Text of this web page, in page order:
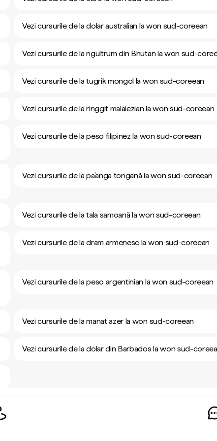
Vezi cursurile de la dolar australian la won sud-coreean
Vezi cursurile de la ngultrum din Bhutan la won sud-
Vezi cursurile de la tugrik mongol la won sud-coreean
Vezi cursurile de la ringgit malaiezian la won sud-coreean
Vezi cursurile de la peso filipinez la won sud-coreean
Vezi cursurile de la pa’anga tongană la won sud-coreean
Vezi cursurile de la tala samoană la won sud-coreean
Vezi cursurile de la dram armenesc la won sud-coreean
Vezi cursurile de la peso argentinian la won sud-coreean
Vezi cursurile de la manat azer la won sud-coreean
Vezi cursurile de la dolar din Barbados la won sud-